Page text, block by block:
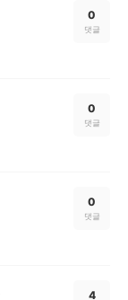
0
댓글
0
댓글
0
댓글
4